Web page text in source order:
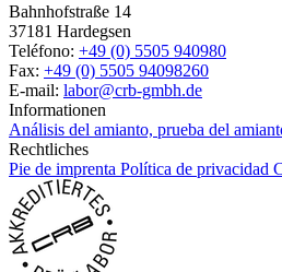
Bahnhofstraße 14
37181 Hardegsen
Teléfono: +49 (0) 5505 940980
Fax: +49 (0) 5505 94098260
E-mail: labor@crb-gmbh.de
Informationen
Análisis del amianto, prueba del
Rechtliches
Pie de imprenta Política de privacidad